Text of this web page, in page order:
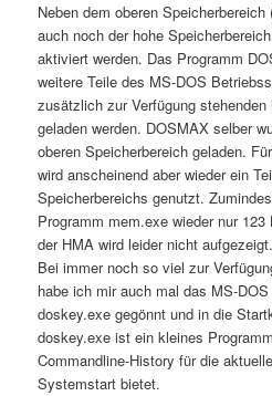
Neben dem oberen
auch noch der hohe
aktiviert werden. Das Programm
weitere Teile des MS-DOS
zusätzlich zur Verfügung
geladen werden. DOSMAX selber
oberen Speicherbereich geladen.
wird anscheinend aber wieder ein
Speicherbereichs genutzt.
Programm mem.exe wieder nur
der HMA wird leider nicht aufgezeigt.
Bei immer noch so viel zur
habe ich mir auch mal das MS-
doskey.exe gegönnt und in die
doskey.exe ist ein kleines
Commandline-History für die
Systemstart bietet.